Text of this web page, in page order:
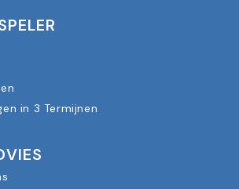
in 3 Termijnen